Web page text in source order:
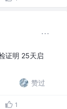
证明 25天启
赞过
1